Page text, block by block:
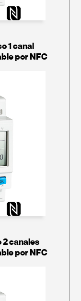
1 canal
por NFC
canales
por NFC